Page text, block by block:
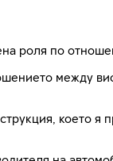
роля по
между
което